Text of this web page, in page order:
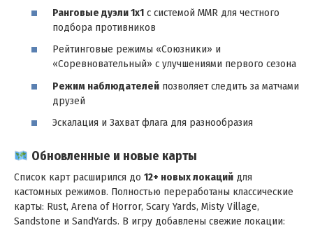
Ранговые дуэли 1х1 с системой MMR для честного
подбора противников
Рейтинговые режимы «Союзники» и
«Соревновательный» с улучшениями первого сезона
Режим наблюдателей позволяет следить за матчами
друзей
Эскалация и Захват флага для разнообразия
Обновленные и новые карты
Список карт расширился до 12+ новых локаций для
кастомных режимов. Полностью переработаны классические
карты: Rust, Arena of Horror, Scary Yards, Misty Village,
Sandstone и SandYards. В игру добавлены свежие локации: